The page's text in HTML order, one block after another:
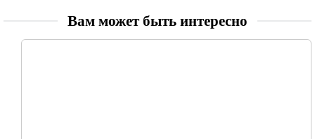
Вам может быть интересно